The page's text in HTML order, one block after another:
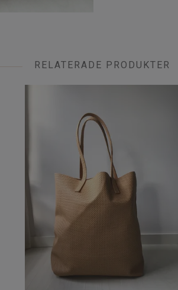
RELATERADE PRODUKTER